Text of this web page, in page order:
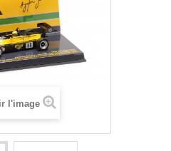
l'image